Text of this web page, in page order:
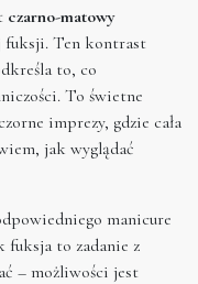
czarno-matowy
fuksji. Ten kontrast
to, co
To świetne
imprezy, gdzie cała
jak wyglądać
manicure
fuksja to zadanie z
– możliwości jest